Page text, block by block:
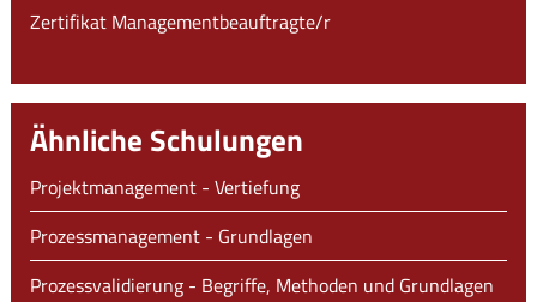
Zertifikat Managementbeauftragte/r
Ähnliche Schulungen
Projektmanagement - Vertiefung
Prozessmanagement - Grundlagen
Prozessvalidierung - Begriffe, Methoden und Grundlagen